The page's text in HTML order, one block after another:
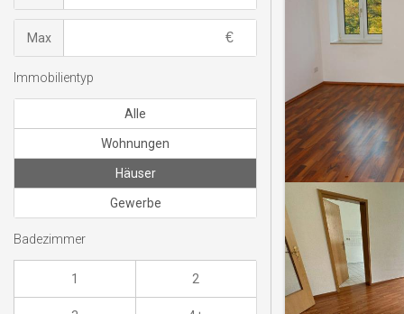
Max
Immobilientyp
Alle
Wohnungen
Häuser
Gewerbe
Badezimmer
1 2